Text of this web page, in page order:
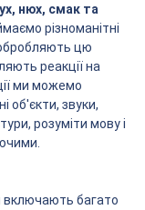
нюх, смак та
різноманітні
цю
реакції на
ми можемо
об'єкти, звуки,
розуміти мову і
включають багато